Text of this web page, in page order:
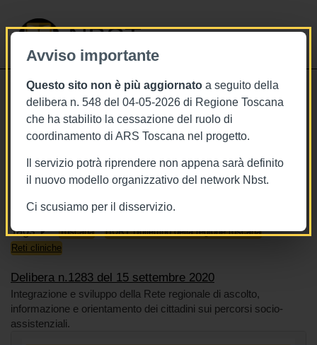
Avviso importante
Questo sito non è più aggiornato a seguito della
delibera n. 548 del 04-05-2026 di Regione Toscana
che ha stabilito la cessazione del ruolo di
coordinamento di ARS Toscana nel progetto.
Il servizio potrà riprendere non appena sarà definito
il nuovo modello organizzativo del network Nbst.
Ci scusiamo per il disservizio.
NBST
15/9/2020
Delibera n.1283 del 15 settembre
2020
Tags Toscana
BURT Bollettino della regione toscana
Reti cliniche
Delibera n.1283 del 15 settembre 2020
Integrazione e sviluppo della Rete regionale di ascolto,
informazione e orientamento dei cittadini sui percorsi socio-
assistenziali.